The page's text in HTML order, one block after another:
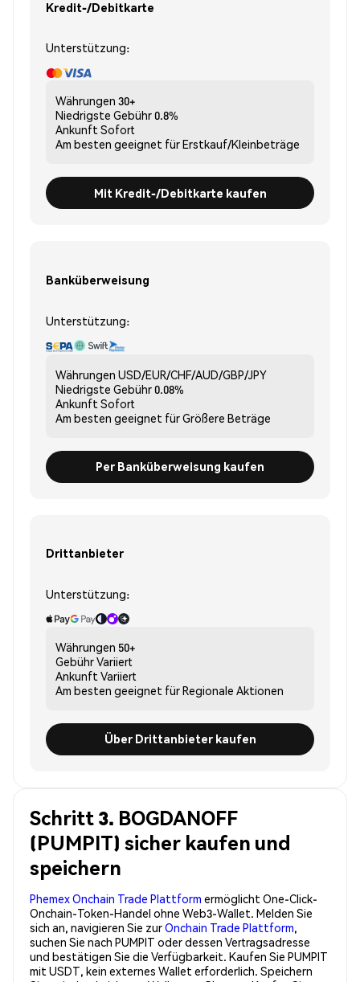
Kredit-/Debitkarte
Unterstützung:
Währungen 30+
Niedrigste Gebühr0.8%
Ankunft Sofort
Am besten geeignet fürErstkauf/Kleinbeträge
Mit Kredit-/Debitkarte kaufen
Banküberweisung
Unterstützung:
Währungen USD/EUR/CHF/AUD/GBP/JPY
Niedrigste Gebühr0.08%
Ankunft Sofort
Am besten geeignet fürGrößere Beträge
Per Banküberweisung kaufen
Drittanbieter
Unterstützung:
Währungen 50+
GebührVariiert
Ankunft Variiert
Am besten geeignet fürRegionale Aktionen
Über Drittanbieter kaufen
Schritt 3. BOGDANOFF
(PUMPIT) sicher kaufen und
speichern
Phemex Onchain Trade Plattform ermöglicht One-Click-
Onchain-Token-Handel ohne Web3-Wallet. Melden Sie
sich an, navigieren Sie zurOnchain Trade Plattform,
suchen Sie nach PUMPIT oder dessen Vertragsadresse
und bestätigen Sie die Verfügbarkeit. Kaufen Sie PUMPIT
mit USDT, kein externes Wallet erforderlich. Speichern